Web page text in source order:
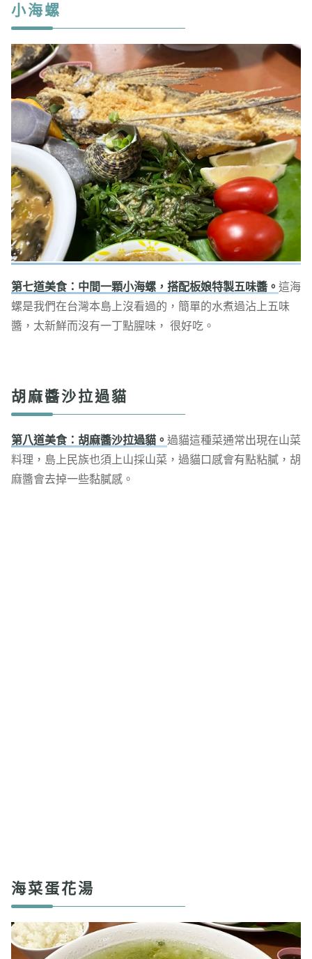
小海螺
第七道美食：中間一顆小海螺，搭配板娘特製五味醬。 這海
螺是我們在台灣本島上沒看過的，簡單的水煮過沾上五味
醬，太新鮮而沒有一丁點腥味， 很好吃。
胡麻醬沙拉過貓
第八道美食：胡麻醬沙拉過貓。 過貓這種菜通常出現在山菜
料理，島上民族也須上山採山菜，過貓口感會有點粘膩，胡
麻醬會去掉一些黏膩感。
海菜蛋花湯